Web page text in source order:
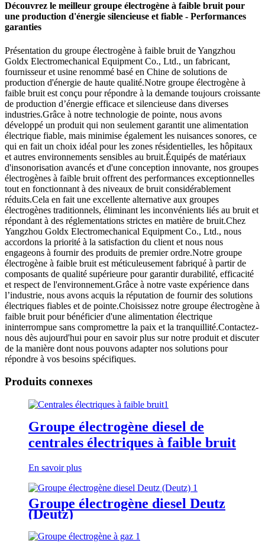
Découvrez le meilleur groupe électrogène à faible bruit pour
une production d'énergie silencieuse et fiable - Performances
garanties
Présentation du groupe électrogène à faible bruit de Yangzhou
Goldx Electromechanical Equipment Co., Ltd., un fabricant,
fournisseur et usine renommé basé en Chine de solutions de
production d'énergie de haute qualité.Notre groupe électrogène à
faible bruit est conçu pour répondre à la demande toujours croissante
de production d’énergie efficace et silencieuse dans diverses
industries.Grâce à notre technologie de pointe, nous avons
développé un produit qui non seulement garantit une alimentation
électrique fiable, mais minimise également les nuisances sonores, ce
qui en fait un choix idéal pour les zones résidentielles, les hôpitaux
et autres environnements sensibles au bruit.Équipés de matériaux
d'insonorisation avancés et d'une conception innovante, nos groupes
électrogènes à faible bruit offrent des performances exceptionnelles
tout en fonctionnant à des niveaux de bruit considérablement
réduits.Cela en fait une excellente alternative aux groupes
électrogènes traditionnels, éliminant les inconvénients liés au bruit et
répondant à des réglementations strictes en matière de bruit.Chez
Yangzhou Goldx Electromechanical Equipment Co., Ltd., nous
accordons la priorité à la satisfaction du client et nous nous
engageons à fournir des produits de premier ordre.Notre groupe
électrogène à faible bruit est méticuleusement fabriqué à partir de
composants de qualité supérieure pour garantir durabilité, efficacité
et respect de l'environnement.Grâce à notre vaste expérience dans
l’industrie, nous avons acquis la réputation de fournir des solutions
électriques fiables et de pointe.Choisissez notre groupe électrogène à
faible bruit pour bénéficier d'une alimentation électrique
ininterrompue sans compromettre la paix et la tranquillité.Contactez-
nous dès aujourd'hui pour en savoir plus sur notre produit et discuter
de la manière dont nous pouvons adapter nos solutions pour
répondre à vos besoins spécifiques.
Produits connexes
Groupe électrogène diesel de
centrales électriques à faible bruit
En savoir plus
Groupe électrogène diesel Deutz
(Deutz)